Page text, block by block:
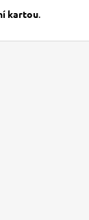
kartou.